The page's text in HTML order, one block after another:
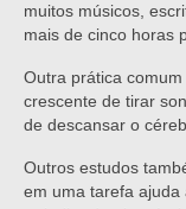
muitos músicos,
mais de cinco horas
Outra prática
crescente de tirar
de descansar o
Outros estudos
em uma tarefa ajuda